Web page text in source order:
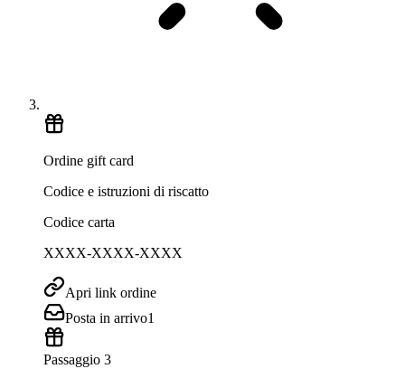
Ordine gift card
Codice e istruzioni di riscatto
Codice carta
XXXX-XXXX-XXXX
Apri link ordine
Posta in arrivo1
Passaggio 3